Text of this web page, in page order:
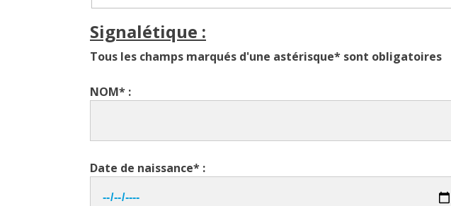
Signalétique :
Tous les champs marqués d'une astérisque* sont obligatoires
NOM* :
Date de naissance* :